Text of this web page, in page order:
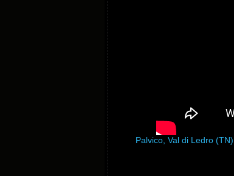
Palvico, Val di Ledro (TN)